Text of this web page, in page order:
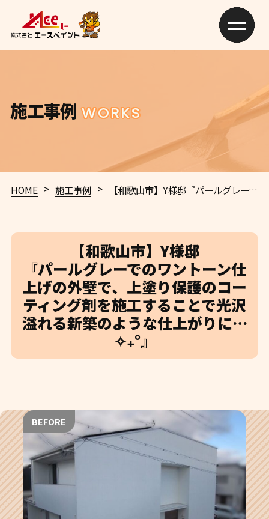
施工事例 WORKS
HOME > 施工事例 > 【和歌山市】Y様邸 『パールグレーでのワントーン仕上げの外壁で、上塗り保護のコーティング剤を施工することで光沢溢れる新築のような仕上がりに…✧₊°』
【和歌山市】Y様邸
『パールグレーでのワントーン仕
上げの外壁で、上塗り保護のコー
ティング剤を施工することで光沢
溢れる新築のような仕上がりに…
✧₊°』
BEFORE